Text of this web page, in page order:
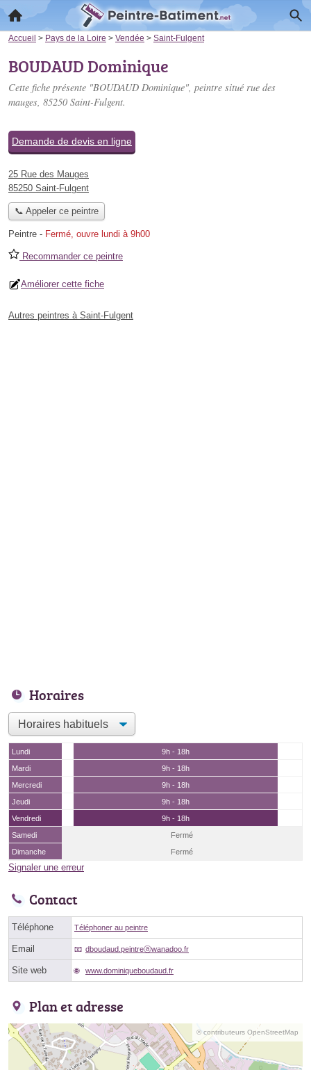
Accueil > Pays de la Loire > Vendée > Saint-Fulgent
BOUDAUD Dominique
Cette fiche présente "BOUDAUD Dominique", peintre situé rue des
mauges, 85250 Saint-Fulgent.
Demande de devis en ligne
25 Rue des Mauges
85250 Saint-Fulgent
📞 Appeler ce peintre
Peintre - Fermé, ouvre lundi à 9h00
Recommander ce peintre
Améliorer cette fiche
Autres peintres à Saint-Fulgent
Horaires
Lundi
9h - 18h
Mardi
9h - 18h
Mercredi
9h - 18h
Jeudi
9h - 18h
Vendredi
9h - 18h
Samedi
Fermé
Dimanche
Fermé
Signaler une erreur
Contact
Téléphone Téléphoner au peintre
Email dboudaud.peintreⓐwanadoo.fr
Site web www.dominiqueboudaud.fr
Plan et adresse
© contributeurs OpenStreetMap